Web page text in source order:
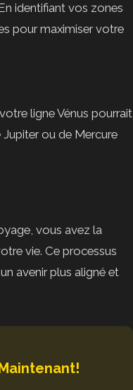
identifiant vos zones
pour maximiser votre
ligne Vénus pourrait
Jupiter ou de Mercure
vous avez la
vie. Ce processus
avenir plus aligné et